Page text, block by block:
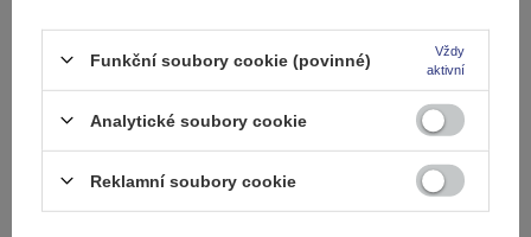
Elektrokolo Peruzzo Firenze 2 - nosič kol na zadní
výklopné dveře
Funkční soubory cookie (povinné)
Vždy
aktivní
Analytické soubory cookie
Reklamní soubory cookie